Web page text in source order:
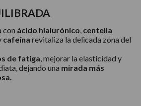
con ácido hialurónico, centella
cafeína revitaliza la delicada zona del
de fatiga, mejorar la elasticidad y
dejando una mirada más